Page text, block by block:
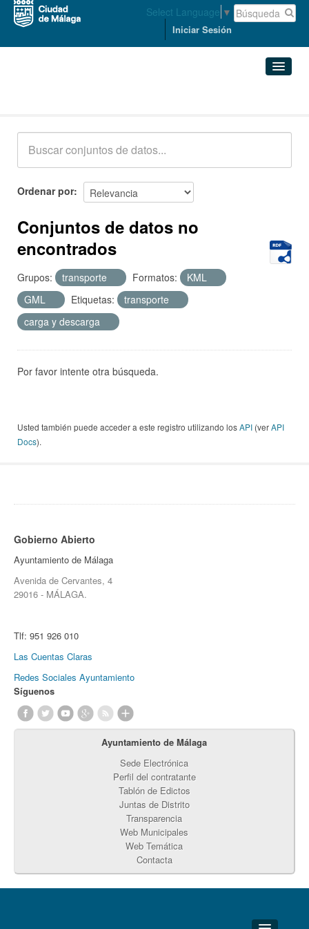
Select Language ▼
Iniciar Sesión
Acerca de
Ordenar por
Conjuntos de datos no
encontrados
Grupos: transporte Formatos:
KML
GML
Etiquetas:
transporte
carga y descarga
Por favor intente otra búsqueda.
Usted también puede acceder a este registro utilizando losAPI (verAPI
Docs).
Gobierno Abierto
Ayuntamiento de Málaga
Avenida de Cervantes, 4
29016 - MÁLAGA.
Tlf: 951 926 010
Las Cuentas Claras
Redes Sociales Ayuntamiento
Síguenos
Ayuntamiento de Málaga
Sede Electrónica
Perfil del contratante
Tablón de Edictos
Juntas de Distrito
Transparencia
Web Municipales
Web Temática
Contacta